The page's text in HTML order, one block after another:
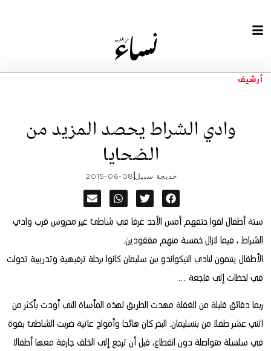
أرشيف
وادي الشراط يحصد المزيد من
الضحايا
خديجة سبيل 2015-06-08
ستة أطفال لقوا حتفهم أمس الأحد غرقا في شاطئ غير محروس قرب وادي
الشراط ، فيما لازال خمسة منهم مفقودين.
الأطفال ينتمون لنادي التيكواندو ببن سليمان كانوا برحلة ترفيهية وتدريبية تحولت
في لحظات إلى فاجعة …
ربما دقائق قليلة من الغفلة مهدت الطريق لهذه المأساة التي أودت بأكثر من
اثني عشر طفلا من بنسليمان. البحر كان هائجا وأمواج عاتية ضربت الشاطئ بقوة
في سلسلة متواصلة دون انقطاع، قبل أن ترجع إلى الخلف جارفة معها أطفالا